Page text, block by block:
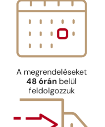
A megrendeléseket
48 órán belül
feldolgozzuk